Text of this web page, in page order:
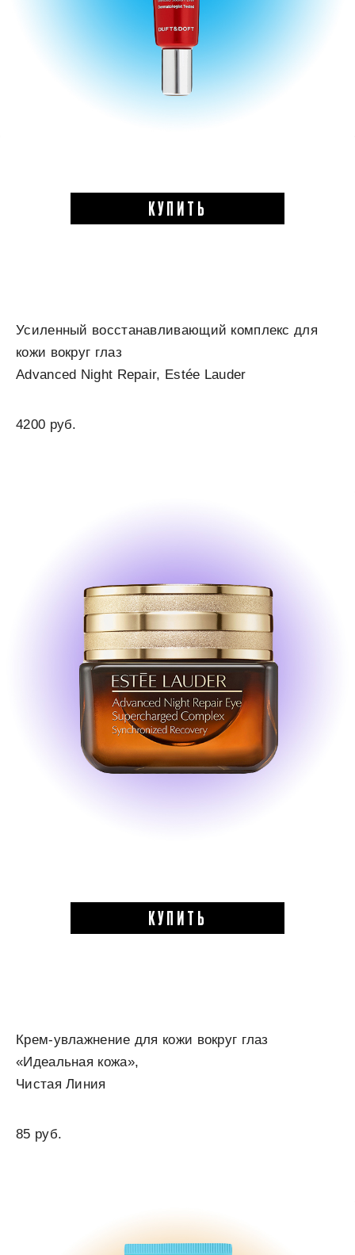
КУПИТЬ
Усиленный восстанавливающий комплекс для
кожи вокруг глаз
Advanced Night Repair, Estée Lauder
4200 руб.
КУПИТЬ
Крем-увлажнение для кожи вокруг глаз
«Идеальная кожа»,
Чистая Линия
85 руб.